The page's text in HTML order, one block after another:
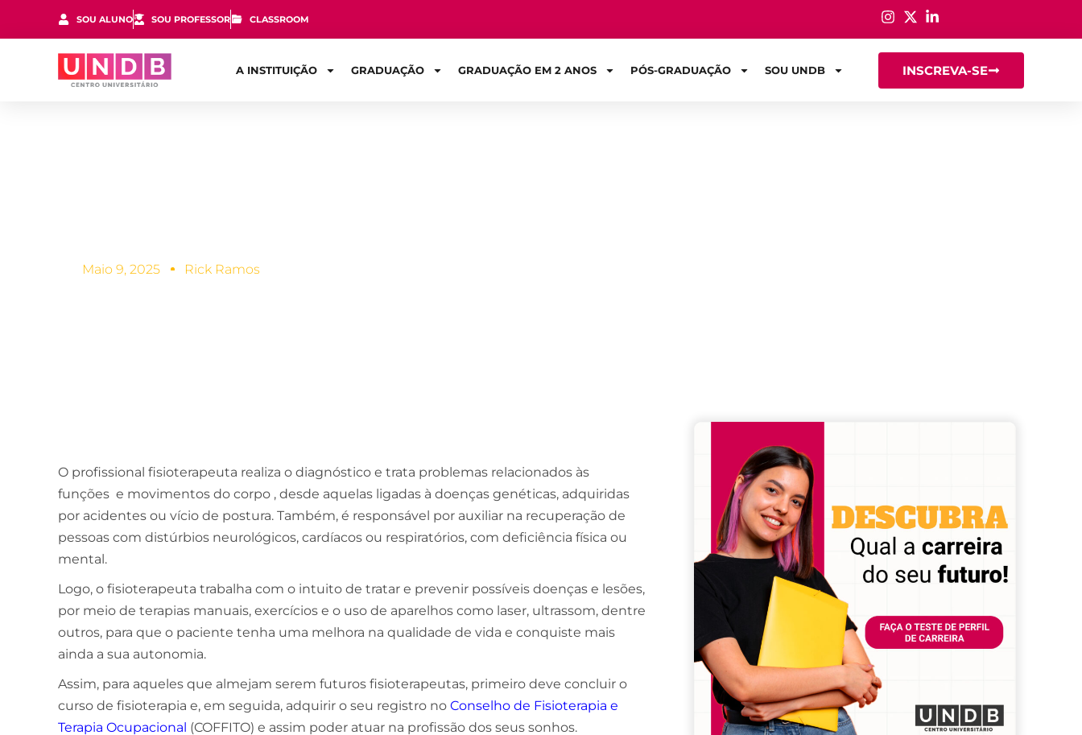
SOU ALUNO SOU PROFESSOR CLASSROOM
A INSTITUIÇÃO GRADUAÇÃO GRADUAÇÃO EM 2 ANOS PÓS-GRADUAÇÃO SOU UNDB INSCREVA-SE
Maio 9, 2025 Rick Ramos
O profissional fisioterapeuta realiza o diagnóstico e trata problemas relacionados às
funções e movimentos do corpo , desde aquelas ligadas à doenças genéticas, adquiridas
por acidentes ou vício de postura. Também, é responsável por auxiliar na recuperação de
pessoas com distúrbios neurológicos, cardíacos ou respiratórios, com deficiência física ou
mental.
Logo, o fisioterapeuta trabalha com o intuito de tratar e prevenir possíveis doenças e lesões,
por meio de terapias manuais, exercícios e o uso de aparelhos como laser, ultrassom, dentre
outros, para que o paciente tenha uma melhora na qualidade de vida e conquiste mais
ainda a sua autonomia.
Assim, para aqueles que almejam serem futuros fisioterapeutas, primeiro deve concluir o
curso de fisioterapia e, em seguida, adquirir o seu registro no Conselho de Fisioterapia e
Terapia Ocupacional (COFFITO) e assim poder atuar na profissão dos seus sonhos.